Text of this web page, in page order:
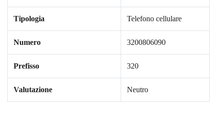
Tipologia Telefono cellulare
Numero 3200806090
Prefisso 320
Valutazione Neutro